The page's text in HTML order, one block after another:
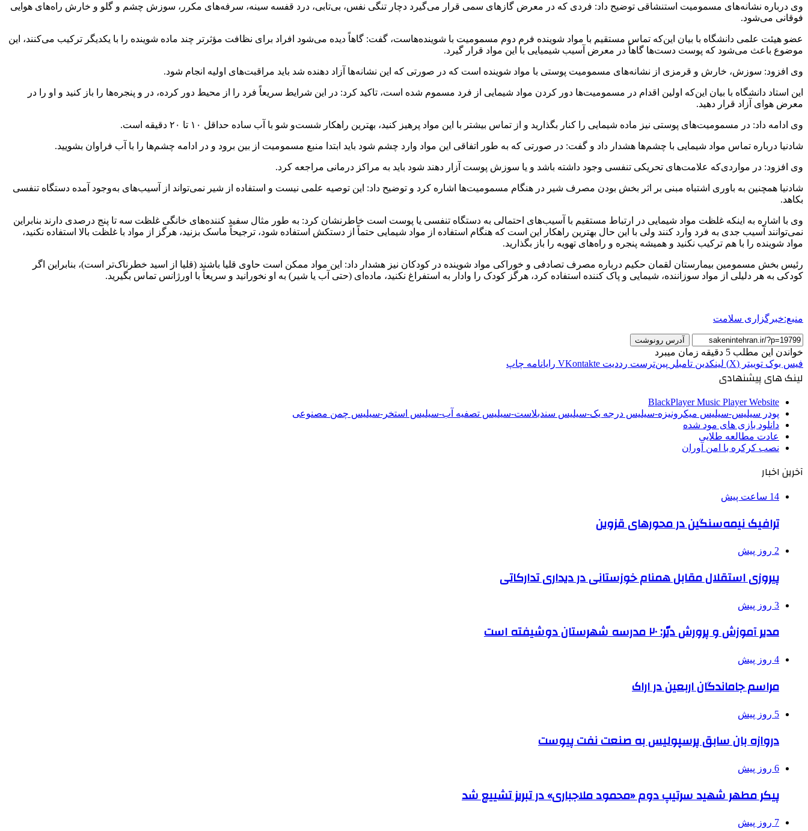
وی درباره نشانه‌های مسمومیت استنشاقی توضیح داد: فردی که در معرض گازهای سمی قرار می‌گیرد دچار تنگی نفس، بی‌تابی، درد قفسه سینه، سرفه‌های مکرر، سوزش چشم و گلو و خارش راه‌های هوایی
فوقانی می‌شود.
عضو هیئت علمی دانشگاه با بیان این‌که تماس مستقیم با مواد شوینده فرم دوم مسمومیت با شوینده‌هاست، گفت: گاهاً دیده می‌شود افراد برای نظافت مؤثرتر چند ماده شوینده را با یکدیگر ترکیب می‌کنند، این
موضوع باعث می‌شود که پوست دست‌ها گاهاً در معرض آسیب شیمیایی با این مواد قرار گیرد.
وی افزود: سوزش، خارش و قرمزی از نشانه‌های مسمومیت پوستی با مواد شوینده است که در صورتی که این نشانه‎‌ها آزاد دهنده شد باید مراقبت‌های اولیه انجام شود.
این استاد دانشگاه با بیان این‌که اولین اقدام در مسمومیت‌ها دور کردن مواد شیمایی از فرد مسموم شده است، تاکید کرد: در این شرایط سریعاً فرد را از محیط دور کرده، در و پنجره‌ها را باز کنید و او را در
معرض هوای آزاد قرار دهید.
وی ادامه داد: در مسمومیت‌های پوستی نیز ماده شیمایی را کنار بگذارید و از تماس بیشتر با این مواد پرهیز کنید، بهترین راهکار شست‌و شو با آب ساده حداقل ۱۰ تا ۲۰ دقیقه است.
شادنیا درباره تماس مواد شیمایی با چشم‌ها هشدار داد و گفت: در صورتی که به طور اتفاقی این مواد وارد چشم شود باید ابتدا منبع مسمومیت از بین برود و در ادامه چشم‌ها را با آب فراوان بشویید.
وی افزود: در مواردی‌که علامت‌های تحریکی تنفسی وجود داشته باشد و یا سوزش پوست آزار دهند شود باید به مراکز درمانی مراجعه کرد.
شادنیا همچنین به باوری اشتباه مبنی بر اثر بخش بودن مصرف شیر در هنگام مسمومیت‌ها اشاره کرد و توضیح داد: این توصیه علمی نیست و استفاده از شیر نمی‌تواند از آسیب‌های به‌وجود آمده دستگاه تنفسی
بکاهد.
وی با اشاره به اینکه غلظت مواد شیمایی در ارتباط مستقیم با آسیب‌های احتمالی به دستگاه تنفسی یا پوست است خاطرنشان کرد: به طور مثال سفید کننده‌های خانگی غلظت سه تا پنج درصدی دارند بنابراین
نمی‌توانند آسیب جدی به فرد وارد کنند ولی با این حال بهترین راهکار این است که هنگام استفاده از مواد شیمایی حتماً از دستکش استفاده شود، ترجیحاً ماسک بزنید، هرگز از مواد با غلظت بالا استفاده نکنید،
مواد شوینده را با هم ترکیب نکنید و همیشه پنجره و راه‌های تهویه را باز بگذارید.
رئیس بخش مسمومین بیمارستان لقمان حکیم درباره مصرف تصادفی و خوراکی مواد شوینده در کودکان نیز هشدار داد: این مواد ممکن است حاوی قلیا باشند (قلیا از اسید خطرناک‌تر است)، بنابراین اگر
کودکی به هر دلیلی از مواد سوزاننده، شیمایی و پاک کننده استفاده کرد، هرگز کودک را وادار به استفراغ نکنید، ماده‌ای (حتی آب یا شیر) به او نخورانید و سریعاً با اورژانس تماس بگیرید.
منبع:خبرگزاری سلامت
آدرس رونوشت
خواندن این مطلب 5 دقیقه زمان میبرد
فیس بوک توییتر (X) لینکدین ‫تامبلر ‫پین‌ترست ‫رددیت ‫VKontakte رایانامه چاپ
لینک های پیشنهادی
BlackPlayer Music Player Website
پودر سیلیس-سیلیس میکرونیزه-سیلیس درجه یک-سیلیس سندبلاست-سیلیس تصفیه آب-سیلیس استخر-سیلیس چمن مصنوعی
دانلود بازی های مود شده
عادت مطالعه طلایی
نصب کرکره با امن آوران
آخرین اخبار
14 ساعت پیش
ترافیک نیمه‌سنگین در محورهای قزوین
2 روز پیش
پیروزی استقلال مقابل همنام خوزستانی در دیداری تدارکاتی
3 روز پیش
مدیر آموزش و پرورش دیّر: ۲۰ مدرسه شهرستان دوشیفته است
4 روز پیش
مراسم جاماندگان اربعین در اراک
5 روز پیش
دروازه بان سابق پرسپولیس به صنعت نفت پیوست
6 روز پیش
پیکر مطهر شهید سرتیپ دوم «محمود ملاجباری» در تبریز تشییع شد
7 روز پیش